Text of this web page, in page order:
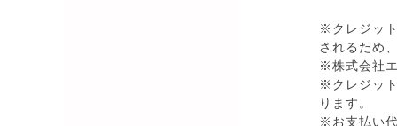
※クレジッ
されるため
※株式会社
※クレジッ
ります。
※お支払い